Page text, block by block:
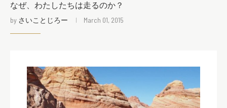
なぜ、わたしたちは走るのか？
by さいことじろー March 01, 2015